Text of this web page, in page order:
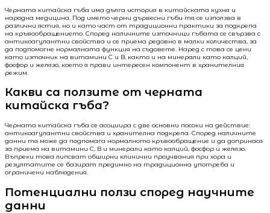
Черната китайска гъба има дълга история в китайската кухня и
народна медицина. Под името черни дървесни гъби тя се използва в
различни ястия, но и като част от традиционни практики за подкрепа
на кръвообращението. Според наличните източници гъбата се свързва с
антикоагулантни свойства и се приема редовно в малки количества, за
да подпомогне нормалната функция на съдовете. Наред с това се цени
като източник на витамини C и B, както и на минерали като калций,
фосфор и желязо, което я прави интересен компонент в хранителния
режим.
Какви са ползите от черната
китайска гъба?
Черната китайска гъба се асоциира с две основни посоки на действие:
антикоагулантни свойства и хранителна подкрепа. Според наличните
данни тя може да подпомага нормалното кръвообращение и да допринася
за приема на витамини C, B и минерали като калций, фосфор и желязо.
Въпреки това липсват обширни клинични проучвания при хора и
резултатите се базират предимно на традиционна употреба и
ограничени наблюдения.
Потенциални ползи според научните
данни